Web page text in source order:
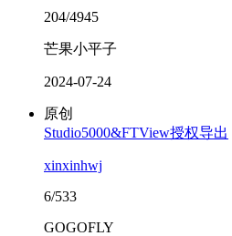
204/4945
芒果小平子
2024-07-24
原创
Studio5000&FTView授权导出
xinxinhwj
6/533
GOGOFLY